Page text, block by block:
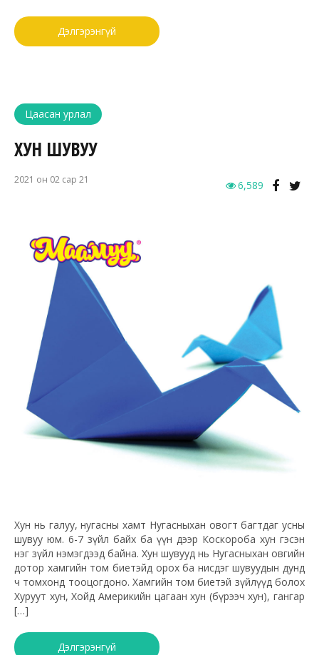
Дэлгэрэнгүй
Цаасан урлал
ХУН ШУВУУ
2021 он 02 сар 21 6,589
Хун нь галуу, нугасны хамт Нугасныхан овогт багтдаг усны
шувуу юм. 6-7 зүйл байх ба үүн дээр Коскороба хун гэсэн
нэг зүйл нэмэгдээд байна. Хун шувууд нь Нугасныхан овгийн
дотор хамгийн том биетэйд орох ба нисдэг шувуудын дунд
ч томхонд тооцогдоно. Хамгийн том биетэй зүйлүүд болох
Хуруут хун, Хойд Америкийн цагаан хун (бүрээч хун), гангар
[…]
Дэлгэрэнгүй